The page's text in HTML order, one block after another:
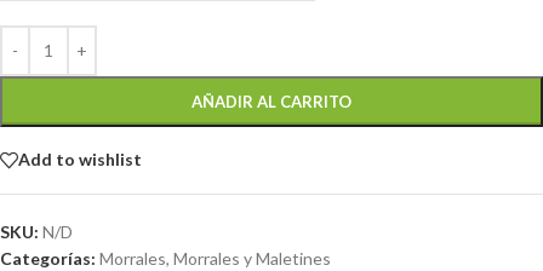
AÑADIR AL CARRITO
Add to wishlist
SKU: N/D
Categorías: Morrales, Morrales y Maletines